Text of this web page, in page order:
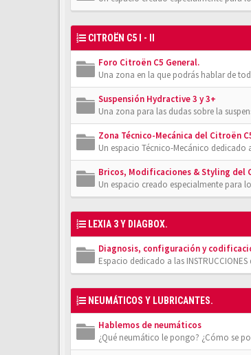
CITROËN C5 I - II
Foro Citroën C5 General.
Una zona en la que podrás hablar de
Suspensión Hydractive 3 y 3+
Una zona para las dudas sobre la
Zona Técnico-Mecánica del Citroën
Un espacio Técnico-Mecánico
Bricos, Modificaciones & Styling del
Un espacio creado especialmente para
LEXIA 3 Y DIAGBOX.
Diagnosis, configuración y
Espacio dedicado a las
NEUMÁTICOS Y LUBRICANTES.
Hablemos de neumáticos
¿Qué neumático le pongo? ¿Cómo se